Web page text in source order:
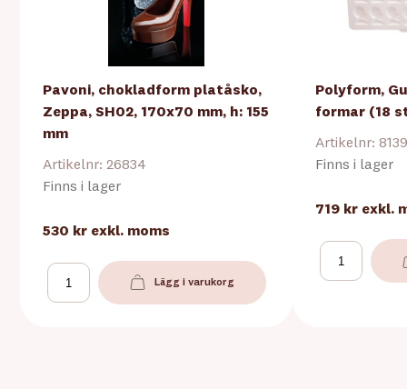
Pavoni, chokladform platåsko,
Zeppa, SH02, 170x70 mm, h: 155
mm
Artikelnr: 26834
Finns i lager
530 kr exkl. moms
Lägg i varukorg
Polyform,
formar (18
Artikelnr:
Finns i lager
719 kr exkl.